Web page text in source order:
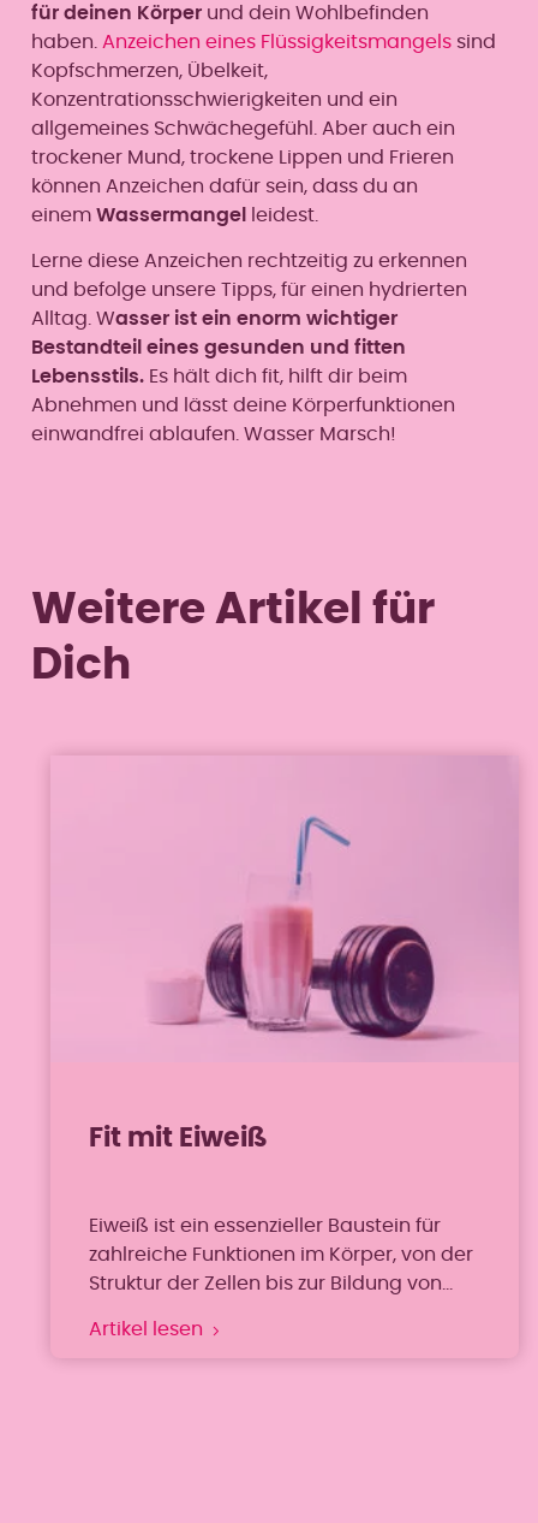
für deinen Körperund dein Wohlbefinden
haben. Anzeichen eines Flüssigkeitsmangels sind
Kopfschmerzen, Übelkeit,
Konzentrationsschwierigkeiten und ein
allgemeines Schwächegefühl. Aber auch ein
trockener Mund, trockene Lippen und Frieren
können Anzeichen dafür sein, dass du an
einem Wassermangel leidest.
Lerne diese Anzeichen rechtzeitig zu erkennen
und befolge unsere Tipps, für einen hydrierten
Alltag. Wasser ist ein enorm wichtiger
Bestandteil eines gesunden und fitten
Lebensstils.Es hält dich fit, hilft dir beim
Abnehmen und lässt deine Körperfunktionen
einwandfrei ablaufen. Wasser Marsch!
Weitere Artikel für
Dich
Fit mit Eiweiß
Eiweiß ist ein essenzieller Baustein für
zahlreiche Funktionen im Körper, von der
Struktur der Zellen bis zur Bildung von
Eiweiß ein starkes Immunsystem und
Artikel lesen